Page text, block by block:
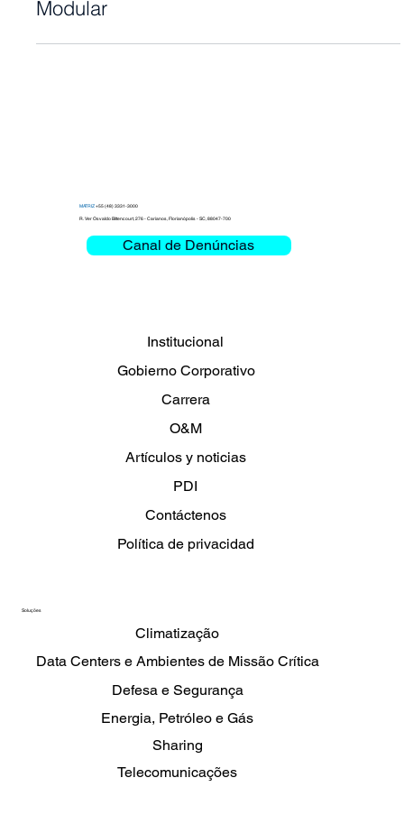
para la entrega del 1º Data Center
Modular
MATRIZ
R. Ver Osvaldo Bittencourt, 276 - Carianos, Florianópolis - SC, 88047-700
Data Centers e Ambientes de Missão Crítica
Defesa e Segurança
Climatização
Energia, Petróleo e Gás
Sharing
Institucional
Gobierno Corporativo
Carrera
O&M
Artículos y noticias
PDI
Contáctenos